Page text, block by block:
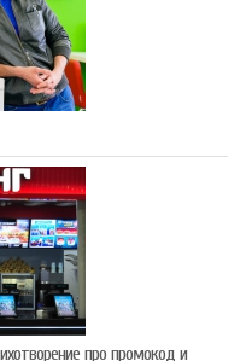
про промокод и